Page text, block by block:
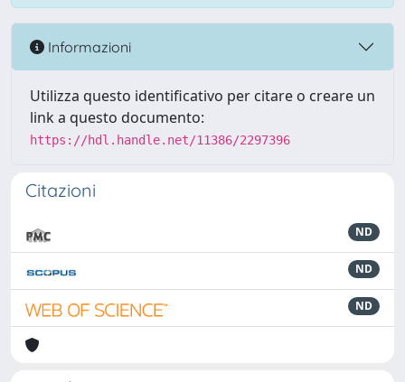
Informazioni
Utilizza questo identificativo per citare o creare un
link a questo documento:
https://hdl.handle.net/11386/2297396
Citazioni
ND
ND
ND